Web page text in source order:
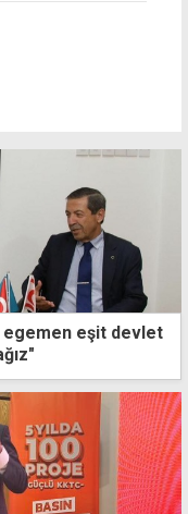
egemen eşit devlet